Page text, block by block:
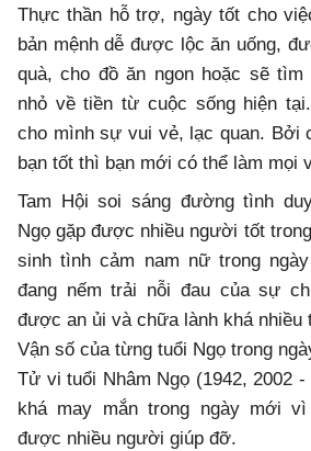
Thực thần hỗ trợ, ngày tốt cho
bản mệnh dễ được lộc ăn uống,
quà, cho đồ ăn ngon hoặc sẽ
nhỏ về tiền từ cuộc sống hiện
cho mình sự vui vẻ, lạc quan. Bởi
bạn tốt thì bạn mới có thể làm mọi
Tam Hội soi sáng đường tình
Ngọ gặp được nhiều người tốt
sinh tình cảm nam nữ trong
đang nếm trải nỗi đau của sự
được an ủi và chữa lành khá nhiều
Vận số của từng tuổi Ngọ trong
Tử vi tuổi Nhâm Ngọ (1942, 2002
khá may mắn trong ngày mới
được nhiều người giúp đỡ.